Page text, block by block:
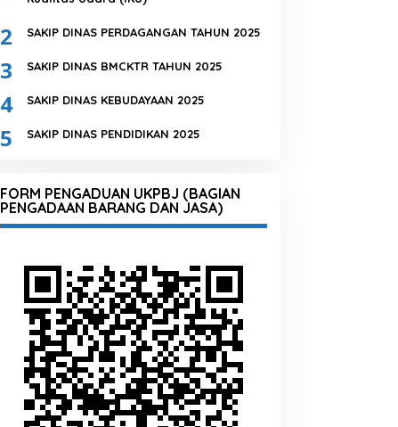
2 SAKIP DINAS PERDAGANGAN TAHUN 2025
3 SAKIP DINAS BMCKTR TAHUN 2025
4 SAKIP DINAS KEBUDAYAAN 2025
5 SAKIP DINAS PENDIDIKAN 2025
FORM PENGADUAN UKPBJ (BAGIAN
PENGADAAN BARANG DAN JASA)